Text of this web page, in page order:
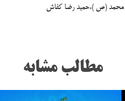
محمد (ص )،حميد رضا كفاش
مطالب مشابه